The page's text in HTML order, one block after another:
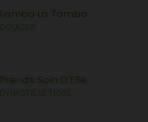
Lambo La Tamba
Prends Soin D'Elle